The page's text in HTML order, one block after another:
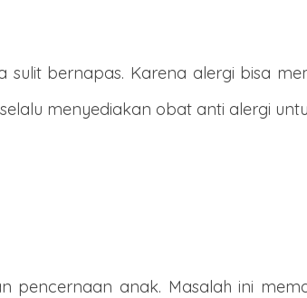
bernapas. Karena alergi bisa
menyediakan obat anti alergi
pencernaan anak. Masalah ini